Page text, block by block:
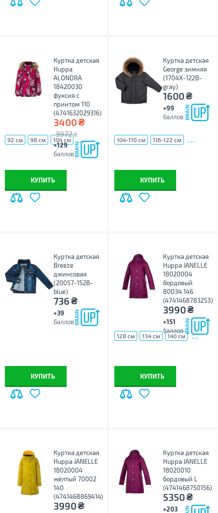
Куртка детская
Huppa
ALONDRA
18420030
фуксия с
принтом 110
(4741632029316)
3400₴
3972 ₴
+129
баллов
92 см 98 см 104 см ...
КУПИТЬ
Куртка детская
George зимняя
(1704X-122B-
gray)
1600₴
+99
баллов
104-110 см 116-122 см ...
КУПИТЬ
Куртка детская
Breeze
джинсовая
(20057-152B-
blue)
736₴
+39
баллов
КУПИТЬ
Куртка детская
Huppa JANELLE
18020004
бордовый
80034 146
(4741468783253)
3990₴
+151
баллов
128 см 134 см 140 см ...
КУПИТЬ
Куртка детская
Huppa JANELLE
18020004
жёлтый 70002
140
(4741468869414)
3990₴
Куртка детская
Huppa JANELLE
18020010
бордовый L
(4741468750156)
5350₴
+203